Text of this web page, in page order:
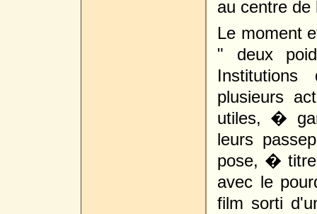
au centre de
Le moment
" deux
plusieurs
utiles, �
leurs
pose, �
avec le
film sorti